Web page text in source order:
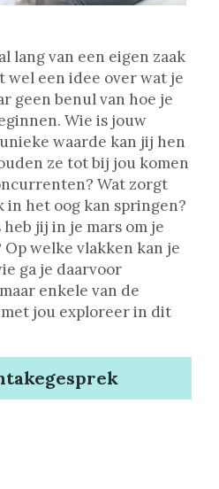
lang van een eigen zaak
wel een idee over wat je
geen benul van hoe je
Wie is jouw
waarde kan jij hen
ze tot bij jou komen
Wat zorgt
in het oog kan springen?
jij in je mars om je
Op welke vlakken kan je
ga je daarvoor
enkele van de
jou exploreer in dit